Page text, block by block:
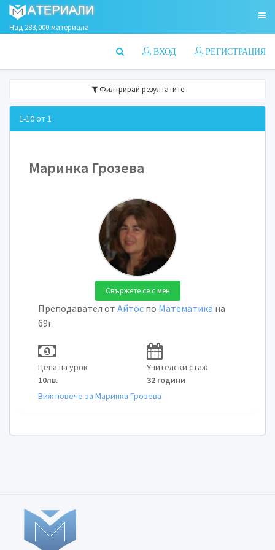
Над 283,000 материала
РЕГИСТРАЦИЯ
ВХОД
Филтрирай резултатите
1-10 от 1
Маринка Грозева
Свържете се с мен
Преподавател от Айтос по Математика на
69г.
Цена на урок
10лв.
Учителски стаж
32 години
Виж повече за Маринка Грозева